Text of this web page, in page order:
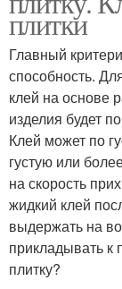
плитки
Главный
способность.
клей на основе
изделия будет
Клей может по
густую или
на скорость
жидкий клей
выдержать на
прикладывать к
плитку?